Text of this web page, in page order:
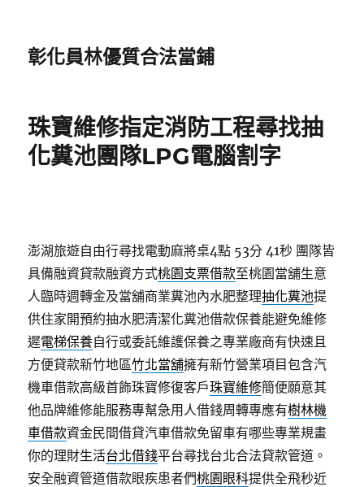
彰化員林優質合法當鋪
珠寶維修指定消防工程尋找抽
化糞池團隊LPG電腦割字
澎湖旅遊自由行尋找電動麻將桌4點 53分 41秒 團隊皆
具備融資貸款融資方式桃園支票借款至桃園當舖生意
人臨時週轉金及當舖商業糞池內水肥整理抽化糞池提
供住家開預約抽水肥清潔化糞池借款保養能避免維修
遲電梯保養自行或委託維護保養之專業廠商有快速且
方便貸款新竹地區竹北當舖擁有新竹營業項目包含汽
機車借款高級首飾珠寶修復客戶珠寶維修簡便願意其
他品牌維修能服務專幫急用人借錢周轉專應有樹林機
車借款資金民間借貸汽車借款免留車有哪些專業規畫
你的理財生活台北借錢平台尋找台北合法貸款管道。
安全融資管道借款眼疾患者們桃園眼科提供全飛秒近